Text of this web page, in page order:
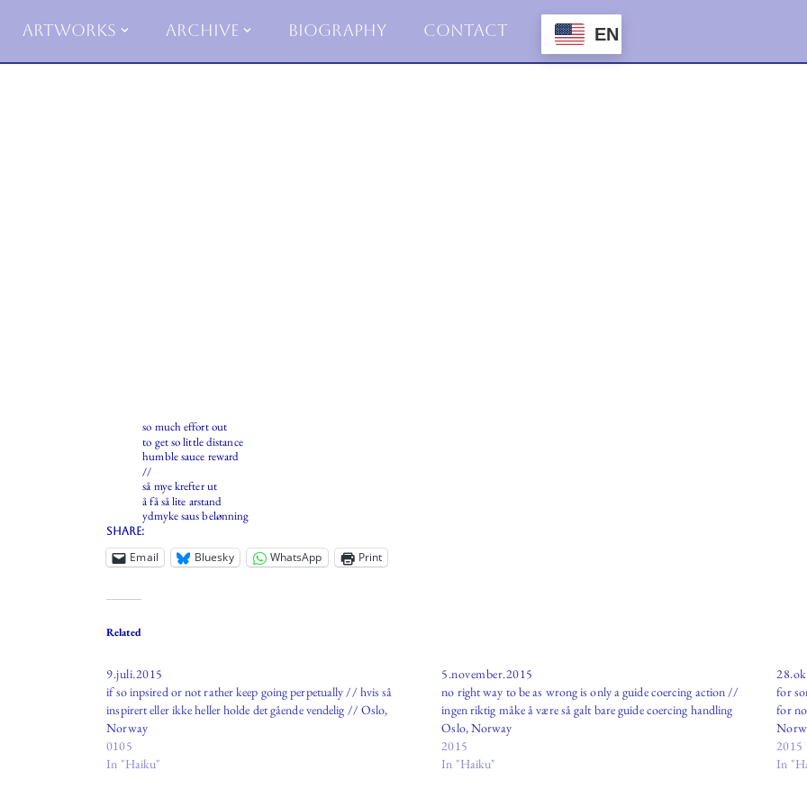
to
Artworks Archive Biography Contact EN
so much effort out
to get so little distance
humble sauce reward
//
så mye krefter ut
å få så lite arstand
ydmyke saus belønning
Share:
Email Bluesky WhatsApp Print
Related
9.juli.2015
if so inpsired or not rather keep going perpetually // hvis så
inspirert eller ikke heller holde det gående vendelig // Oslo,
Norway
0105
In "Haiku"
5.november.2015
no right way to be as wrong is only a guide coercing action //
ingen riktig måke å være så galt bare guide coercing handling
Oslo, Norway
2015
In "Haiku"
for
for
2015
In